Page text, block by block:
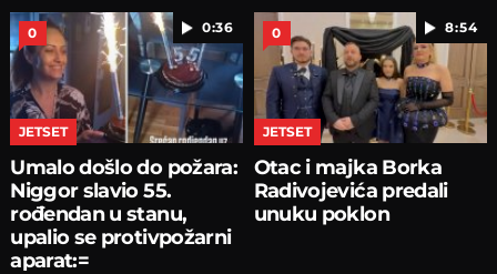
0:36
0
JETSET
Umalo došlo do požara:
Niggor slavio 55.
rođendan u stanu,
upalio se protivpožarni
aparat:=
8:54
0
JETSET
Otac i majka Borka
Radivojevića predali
unuku poklon